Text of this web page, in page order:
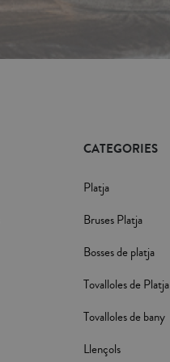
CATEGORIES
Platja
Bruses Platja
Bosses de platja
Tovalloles de Platja
Tovalloles de bany
Llençols